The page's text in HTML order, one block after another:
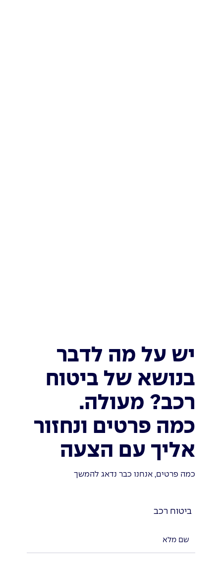
יש על מה לדבר
בנושא של ביטוח
רכב? מעולה.
כמה פרטים ונחזור
אליך עם הצעה
כמה פרטים, אנחנו כבר נדאג להמשך
ביטוח רכב